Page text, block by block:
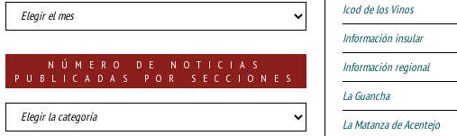
HEMEROTECA
DE
NÚMERO DE NOTICIAS
PUBLICADAS POR SECCIONES
número
de
Icod de los Vinos
Información insular
Información regional
La Guancha
La Matanza de Acentejo